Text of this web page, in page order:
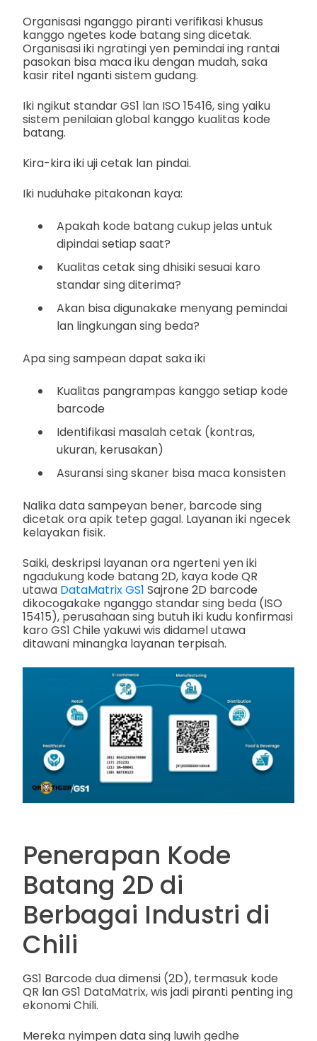
Organisasi nganggo piranti verifikasi khusus
kanggo ngetes kode batang sing dicetak.
Organisasi iki ngratingi yen pemindai ing rantai
pasokan bisa maca iku dengan mudah, saka
kasir ritel nganti sistem gudang.
Iki ngikut standar GS1 lan ISO 15416, sing yaiku
sistem penilaian global kanggo kualitas kode
batang.
Kira-kira iki uji cetak lan pindai.
Iki nuduhake pitakonan kaya:
Apakah kode batang cukup jelas untuk
dipindai setiap saat?
Kualitas cetak sing dhisiki sesuai karo
standar sing diterima?
Akan bisa digunakake menyang pemindai
lan lingkungan sing beda?
Apa sing sampean dapat saka iki
Kualitas pangrampas kanggo setiap kode
barcode
Identifikasi masalah cetak (kontras,
ukuran, kerusakan)
Asuransi sing skaner bisa maca konsisten
Nalika data sampeyan bener, barcode sing
dicetak ora apik tetep gagal. Layanan iki ngecek
kelayakan fisik.
Saiki, deskripsi layanan ora ngerteni yen iki
ngadukung kode batang 2D, kaya kode QR
utawa DataMatrix GS1 Sajrone 2D barcode
dikocogakake nganggo standar sing beda (ISO
15415), perusahaan sing butuh iki kudu konfirmasi
karo GS1 Chile yakuwi wis didamel utawa
ditawani minangka layanan terpisah.
Penerapan Kode
Batang 2D di
Berbagai Industri di
Chili
GS1 Barcode dua dimensi (2D), termasuk kode
QR lan GS1 DataMatrix, wis jadi piranti penting ing
ekonomi Chili.
Mereka nyimpen data sing luwih gedhe